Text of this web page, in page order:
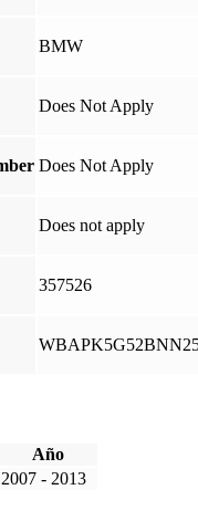
BMW
Does Not Apply
Does Not Apply
Does not apply
357526
Año
2007 - 2013